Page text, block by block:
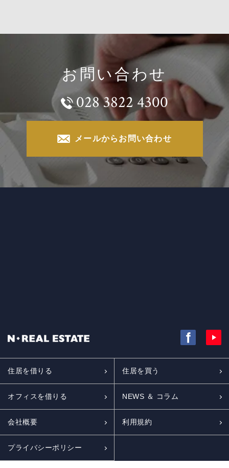
お問い合わせ
028 3822 4300
メールからお問い合わせ
住居を借りる 住居を買う
オフィスを借りる NEWS ＆ コラム
会社概要 利用規約
プライバシーポリシー